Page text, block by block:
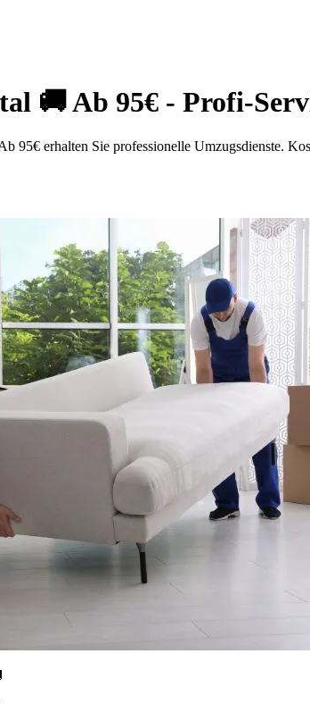
🚚 Ab 95€ - Profi-
95€ erhalten Sie professionelle Umzugsdienste.